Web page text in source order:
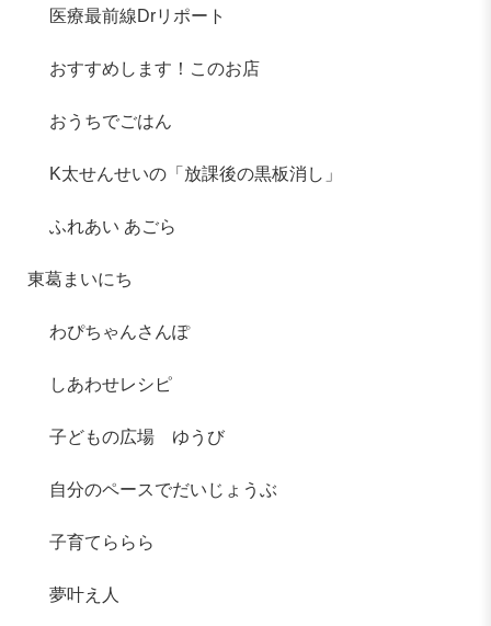
医療最前線Drリポート
おすすめします！このお店
おうちでごはん
K太せんせいの「放課後の黒板消し」
ふれあい あごら
東葛まいにち
わぴちゃんさんぽ
しあわせレシピ
子どもの広場 ゆうび
自分のペースでだいじょうぶ
子育てららら
夢叶え人